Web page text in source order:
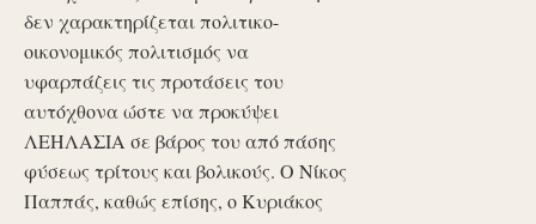
δεν χαρακτηρίζεται πολιτικο-
οικονομικός πολιτισμός να
υφαρπάζεις τις προτάσεις του
αυτόχθονα ώστε να προκύψει
ΛΕΗΛΑΣΙΑ σε βάρος του από πάσης
φύσεως τρίτους και βολικούς. Ο Νίκος
Παππάς, καθώς επίσης, ο Κυριάκος